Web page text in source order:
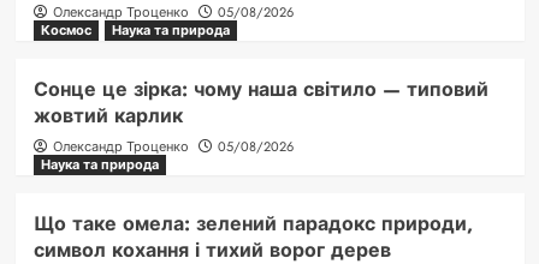
Олександр Троценко
05/08/2026
Космос
Наука та природа
Сонце це зірка: чому наша світило — типовий
жовтий карлик
Олександр Троценко
05/08/2026
Наука та природа
Що таке омела: зелений парадокс природи,
символ кохання і тихий ворог дерев